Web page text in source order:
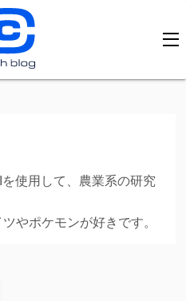
使用して、農業系の研究
やポケモンが好きです。